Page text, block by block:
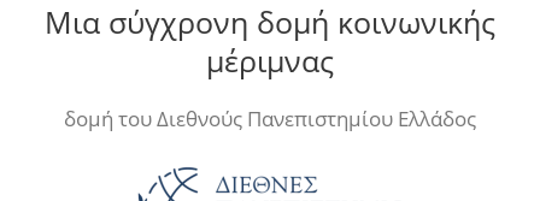
Μια σύγχρονη δομή κοινωνικής
μέριμνας
δομή του Διεθνούς Πανεπιστημίου Ελλάδος